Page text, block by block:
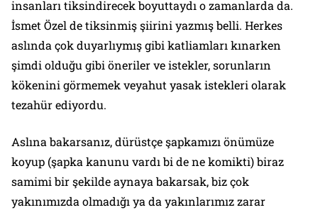
insanları tiksindirecek boyuttaydı o zamanlarda da.
İsmet Özel de tiksinmiş şiirini yazmış belli. Herkes
aslında çok duyarlıymış gibi katliamları kınarken
şimdi olduğu gibi öneriler ve istekler, sorunların
kökenini görmemek veyahut yasak istekleri olarak
tezahür ediyordu.
Aslına bakarsanız, dürüstçe şapkamızı önümüze
koyup (şapka kanunu vardı bi de ne komikti) biraz
samimi bir şekilde aynaya bakarsak, biz çok
yakınımızda olmadığı ya da yakınlarımız zarar